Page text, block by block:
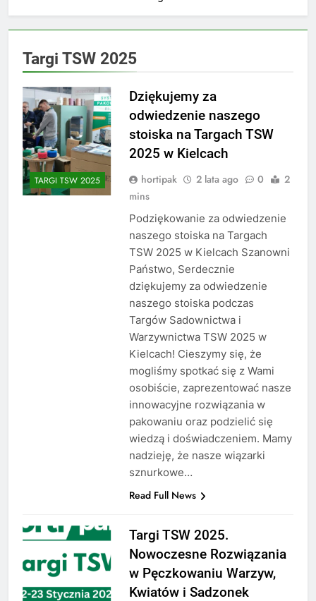
Targi TSW 2025
TARGI TSW 2025
Dziękujemy za
odwiedzenie naszego
stoiska na Targach TSW
2025 w Kielcach
hortipak 2 lata ago 0
2
mins
Podziękowanie za odwiedzenie
naszego stoiska na Targach
TSW 2025 w Kielcach Szanowni
Państwo, Serdecznie
dziękujemy za odwiedzenie
naszego stoiska podczas
Targów Sadownictwa i
Warzywnictwa TSW 2025 w
Kielcach! Cieszymy się, że
mogliśmy spotkać się z Wami
osobiście, zaprezentować nasze
innowacyjne rozwiązania w
pakowaniu oraz podzielić się
wiedzą i doświadczeniem. Mamy
nadzieję, że nasze wiązarki
sznurkowe…
Read Full News
Targi TSW 2025.
Nowoczesne Rozwiązania
w Pęczkowaniu Warzyw,
Kwiatów i Sadzonek